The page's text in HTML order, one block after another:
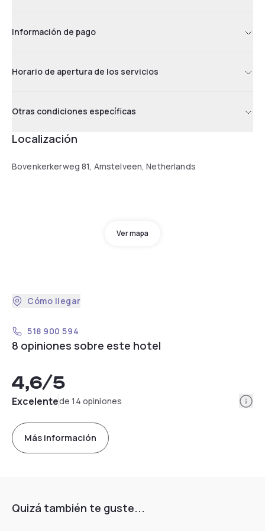
Información de pago
Horario de apertura de los servicios
Otras condiciones específicas
Localización
Bovenkerkerweg 81, Amstelveen, Netherlands
Ver mapa
Cómo llegar
518 900 594
8 opiniones sobre este hotel
4,6/5
Excelentede 14 opiniones
Más información
Quizá también te guste...